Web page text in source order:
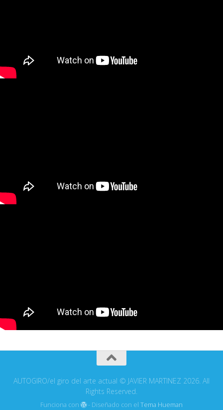
AUTOGIRO/el giro del arte actual © JAVIER MARTINEZ 2026. All
Rights Reserved.
Funciona con - Diseñado con elTema Hueman